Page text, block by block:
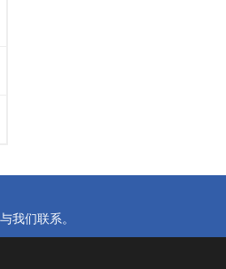
我们联系。